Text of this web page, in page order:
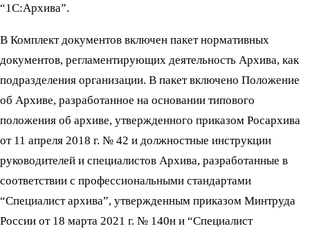
“1С:Архива”.
В Комплект документов включен пакет нормативных
документов, регламентирующих деятельность Архива, как
подразделения организации. В пакет включено Положение
об Архиве, разработанное на основании типового
положения об архиве, утвержденного приказом Росархива
от 11 апреля 2018 г. № 42 и должностные инструкции
руководителей и специалистов Архива, разработанные в
соответствии с профессиональными стандартами
“Специалист архива”, утвержденным приказом Минтруда
России от 18 марта 2021 г. № 140н и “Специалист